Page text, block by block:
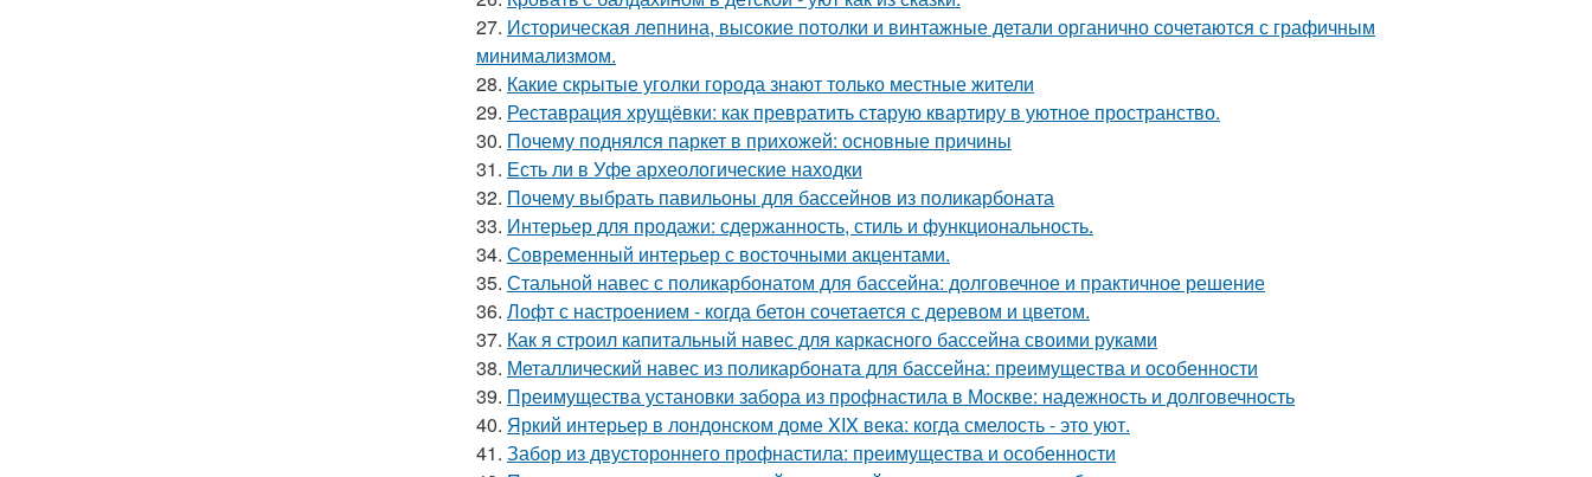
27. Историческая лепнина, высокие потолки и винтажные детали органично сочетаются с графичным
минимализмом.
28. Какие скрытые уголки города знают только местные жители
29. Реставрация хрущёвки: как превратить старую квартиру в уютное пространство.
30. Почему поднялся паркет в прихожей: основные причины
31. Есть ли в Уфе археологические находки
32. Почему выбрать павильоны для бассейнов из поликарбоната
33. Интерьер для продажи: сдержанность, стиль и функциональность.
34. Современный интерьер с восточными акцентами.
35. Стальной навес с поликарбонатом для бассейна: долговечное и практичное решение
36. Лофт с настроением - когда бетон сочетается с деревом и цветом.
37. Как я строил капитальный навес для каркасного бассейна своими руками
38. Металлический навес из поликарбоната для бассейна: преимущества и особенности
39. Преимущества установки забора из профнастила в Москве: надежность и долговечность
40. Яркий интерьер в лондонском доме XIX века: когда смелость - это уют.
41. Забор из двустороннего профнастила: преимущества и особенности